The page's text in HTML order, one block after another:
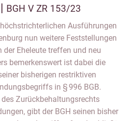
BGH V ZR 153/23
Ausführungen
nun weitere Feststellungen
der Eheleute treffen und neu
bemerkenswert ist dabei die
bisherigen restriktiven
in § 996 BGB.
Zurückbehaltungsrechts
gibt der BGH seinen bisher